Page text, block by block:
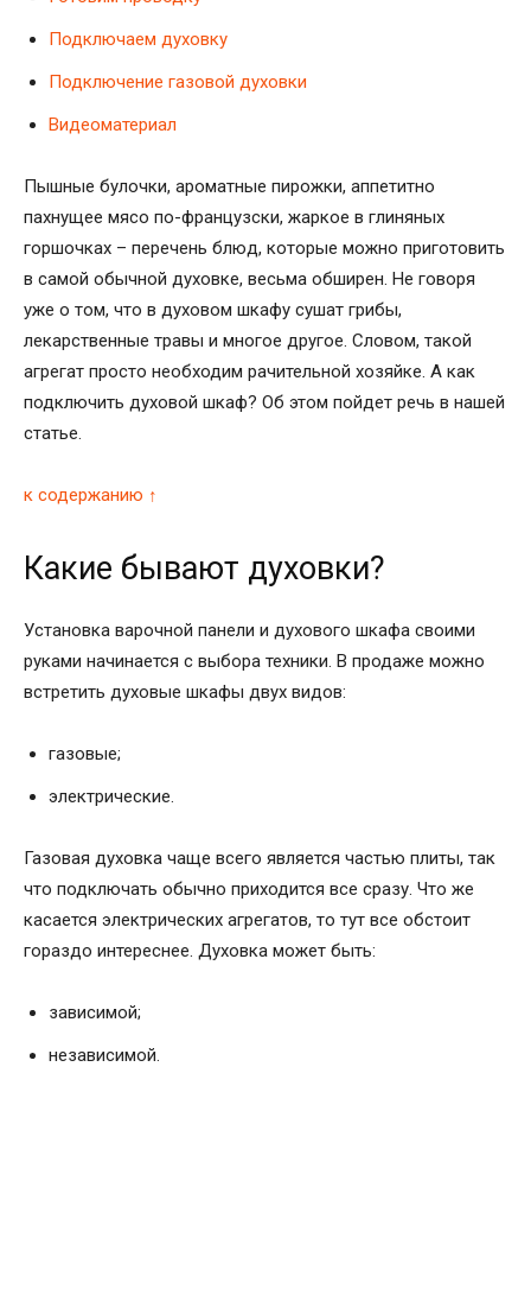
Подключаем духовку
Подключение газовой духовки
Видеоматериал
Пышные булочки, ароматные пирожки, аппетитно
пахнущее мясо по-французски, жаркое в глиняных
горшочках – перечень блюд, которые можно приготовить
в самой обычной духовке, весьма обширен. Не говоря
уже о том, что в духовом шкафу сушат грибы,
лекарственные травы и многое другое. Словом, такой
агрегат просто необходим рачительной хозяйке. А как
подключить духовой шкаф? Об этом пойдет речь в нашей
статье.
к содержанию ↑
Какие бывают духовки?
Установка варочной панели и духового шкафа своими
руками начинается с выбора техники. В продаже можно
встретить духовые шкафы двух видов:
газовые;
электрические.
Газовая духовка чаще всего является частью плиты, так
что подключать обычно приходится все сразу. Что же
касается электрических агрегатов, то тут все обстоит
гораздо интереснее. Духовка может быть:
зависимой;
независимой.